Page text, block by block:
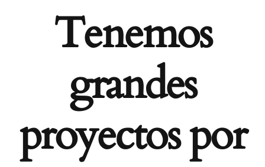
Tenemos
grandes
proyectos por